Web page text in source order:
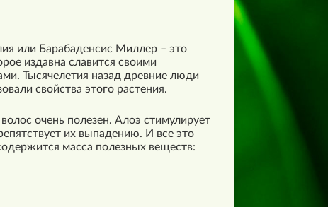
или Барабаденсис Миллер – это
издавна славится своими
Тысячелетия назад древние люди
свойства этого растения.
очень полезен. Алоэ стимулирует
их выпадению. И все это
масса полезных веществ: